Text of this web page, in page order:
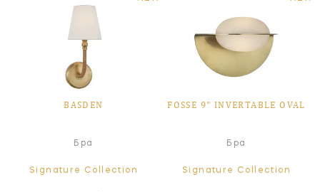
BASDEN
Бра
Signature Collection
FOSSE 9" INVERTABLE OVAL
Бра
Signature Collection